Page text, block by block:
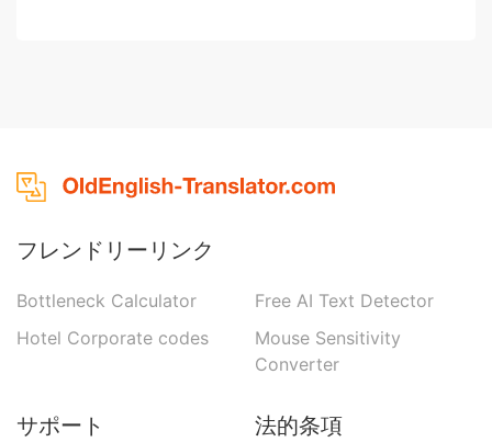
フレンドリーリンク
Bottleneck Calculator
Hotel Corporate codes
Free AI Text Detector
Mouse Sensitivity
Converter
サポート 法的条項